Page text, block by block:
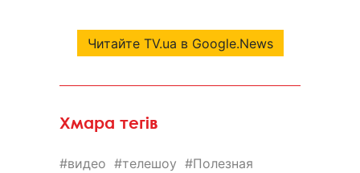
Читайте TV.ua в Google.News
Хмара тегів
видео телешоу
Полезная